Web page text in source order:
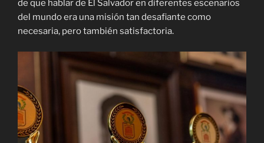
de que hablar de El Salvador en diferentes escenarios
del mundo era una misión tan desafiante como
necesaria, pero también satisfactoria.